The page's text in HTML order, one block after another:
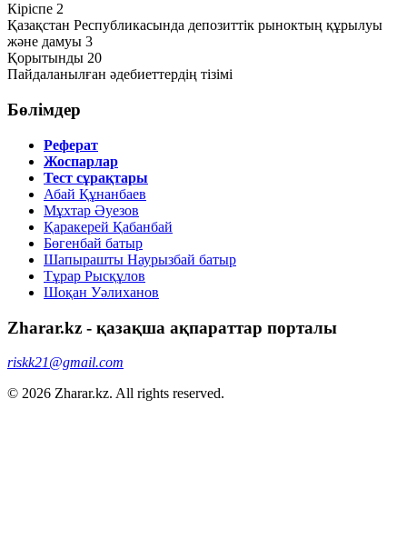
Кіріспе 2
Қазақстан Республикасында депозиттік рыноктың құрылуы
және дамуы 3
Қорытынды 20
Пайдаланылған әдебиеттердің тізімі
Бөлімдер
Реферат
Жоспарлар
Тест сұрақтары
Абай Құнанбаев
Мұхтар Әуезов
Қаракерей Қабанбай
Бөгенбай батыр
Шапырашты Наурызбай батыр
Тұрар Рысқұлов
Шоқан Уәлиханов
Zharar.kz - қазақша ақпараттар порталы
riskk21@gmail.com
© 2026 Zharar.kz. All rights reserved.